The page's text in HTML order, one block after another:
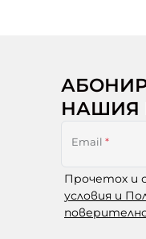
НАШИЯ
Email *
Прочетох и
условия и